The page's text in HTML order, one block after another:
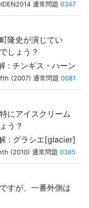
通常問題 0347
隆史が演じてい
しょう？
: チンギス・ハーン
(2007) 通常問題 0081
にアイスクリーム
う？
: グラシエ[glacier]
(2010) 通常問題 0385
すが、一番外側は